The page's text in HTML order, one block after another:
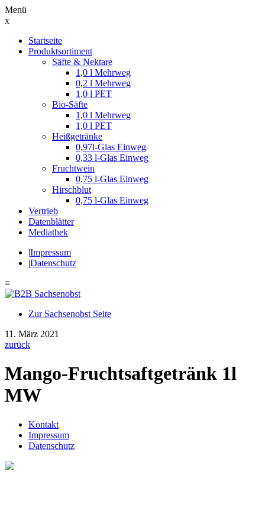
Menü
x
nach:
Startseite
Produktsortiment
Säfte & Nektare
1,0 l Mehrweg
0,2 l Mehrweg
1,0 l PET
Bio-Säfte
1,0 l Mehrweg
1,0 l PET
Heißgetränke
0,97l-Glas Einweg
0,33 l-Glas Einweg
Fruchtwein
0,75 l-Glas Einweg
Hirschblut
0,75 l-Glas Einweg
Vertrieb
Datenblätter
Mediathek
|Impressum
|Datenschutz
≡
Zur Sachsenobst Seite
Suche
nach:
11. März 2021
zurück
Mango-Fruchtsaftgetränk 1l
MW
Kontakt
Impressum
Datenschutz